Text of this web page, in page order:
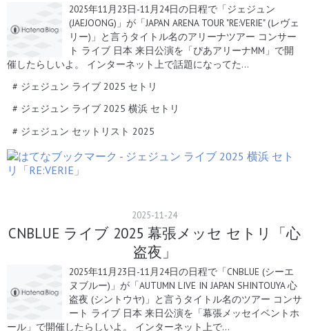
2025年11月23日-11月24日の日程で「ジェジュン
(JAEJOONG)」が「JAPAN ARENA TOUR "RE:VERIE" (レヴェ
リー)」と言うタイトル名のアリーナツアー コンサー
ト ライブ 日本 来日公演を「ぴあアリーナMM」で開
催したらしいよ。 インターネット上で話題になってた…
# ジェジュン ライブ 2025 セトリ
# ジェジュン ライブ 2025 横浜 セトリ
# ジェジュン セットリスト 2025
2025-11-24
CNBLUE ライブ 2025 幕張メッセ セトリ「心
盗夜」
2025年11月23日-11月24日の日程で「CNBLUE (シーエ
ヌブルー)」が「AUTUMN LIVE IN JAPAN SHINTOUYA 心
盗夜 (シントウヤ)」と言うタイトル名のツアー コンサ
ート ライブ 日本 来日公演を「幕張メッセイベントホ
ール」で開催したらしいよ。 インターネット上で…